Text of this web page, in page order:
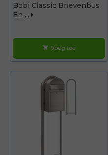
Bobi Classic Brievenbus
En ...
shopping_cart Voeg toe